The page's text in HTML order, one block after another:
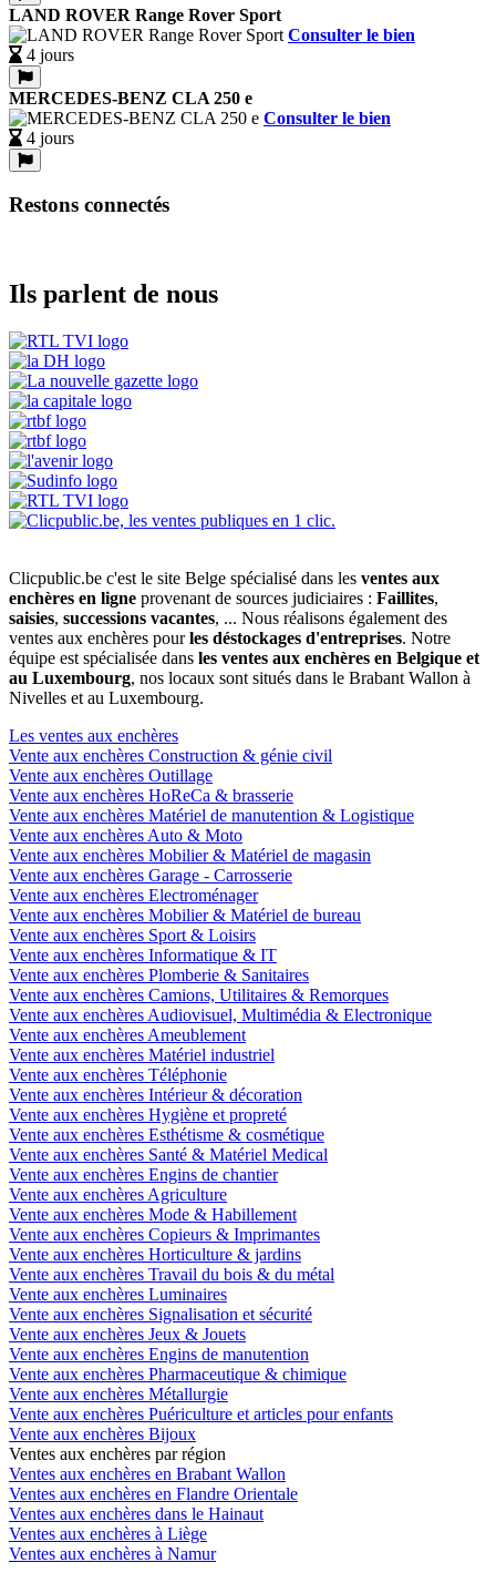
LAND ROVER Range Rover Sport
Consulter le bien
4 jours
MERCEDES-BENZ CLA 250 e
Consulter le bien
4 jours
Restons connectés
Ils parlent de nous
Clicpublic.be c'est le site Belge spécialisé dans les ventes aux
enchères en ligne provenant de sources judiciaires : Faillites,
saisies, successions vacantes, ... Nous réalisons également des
ventes aux enchères pourles déstockages d'entreprises. Notre
équipe est spécialisée dans les ventes aux enchères en Belgique et
au Luxembourg, nos locaux sont situés dans le Brabant Wallon à
Nivelles et au Luxembourg.
Les ventes aux enchères
Vente aux enchères Construction & génie civil
Vente aux enchères Outillage
Vente aux enchères HoReCa & brasserie
Vente aux enchères Matériel de manutention & Logistique
Vente aux enchères Auto & Moto
Vente aux enchères Mobilier & Matériel de magasin
Vente aux enchères Garage - Carrosserie
Vente aux enchères Electroménager
Vente aux enchères Mobilier & Matériel de bureau
Vente aux enchères Sport & Loisirs
Vente aux enchères Informatique & IT
Vente aux enchères Plomberie & Sanitaires
Vente aux enchères Camions, Utilitaires & Remorques
Vente aux enchères Audiovisuel, Multimédia & Electronique
Vente aux enchères Ameublement
Vente aux enchères Matériel industriel
Vente aux enchères Téléphonie
Vente aux enchères Intérieur & décoration
Vente aux enchères Hygiène et propreté
Vente aux enchères Esthétisme & cosmétique
Vente aux enchères Santé & Matériel Medical
Vente aux enchères Engins de chantier
Vente aux enchères Agriculture
Vente aux enchères Mode & Habillement
Vente aux enchères Copieurs & Imprimantes
Vente aux enchères Horticulture & jardins
Vente aux enchères Travail du bois & du métal
Vente aux enchères Luminaires
Vente aux enchères Signalisation et sécurité
Vente aux enchères Jeux & Jouets
Vente aux enchères Engins de manutention
Vente aux enchères Pharmaceutique & chimique
Vente aux enchères Métallurgie
Vente aux enchères Puériculture et articles pour enfants
Vente aux enchères Bijoux
Ventes aux enchères par région
Ventes aux enchères en Brabant Wallon
Ventes aux enchères en Flandre Orientale
Ventes aux enchères dans le Hainaut
Ventes aux enchères à Liège
Ventes aux enchères à Namur